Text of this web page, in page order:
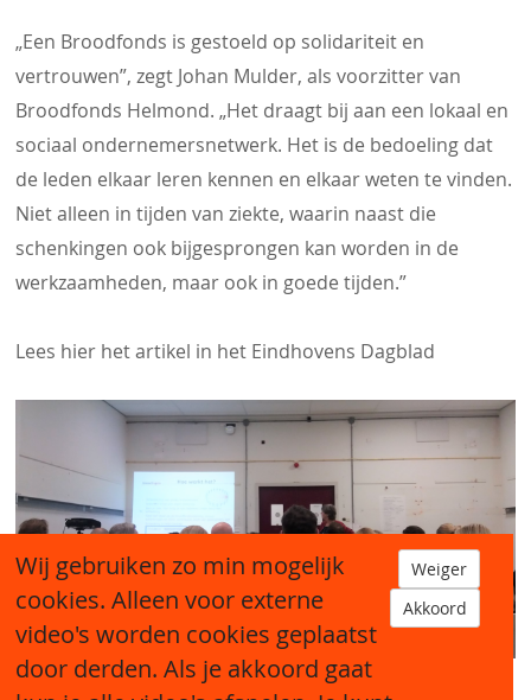
„Een Broodfonds is gestoeld op solidariteit en
vertrouwen”, zegt Johan Mulder, als voorzitter van
Broodfonds Helmond. „Het draagt bij aan een lokaal en
sociaal ondernemersnetwerk. Het is de bedoeling dat
de leden elkaar leren kennen en elkaar weten te vinden.
Niet alleen in tijden van ziekte, waarin naast die
schenkingen ook bijgesprongen kan worden in de
werkzaamheden, maar ook in goede tijden.”
Lees hier het artikel in het Eindhovens Dagblad
Wij gebruiken zo min mogelijk
cookies. Alleen voor externe
video's worden cookies geplaatst
door derden. Als je akkoord gaat
Weiger
Akkoord